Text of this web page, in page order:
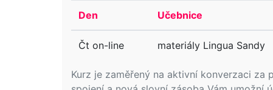
Kurz je zaměřený na aktivní konverzaci
Den Učebnice
Čt on-line materiály Lingua Sandy